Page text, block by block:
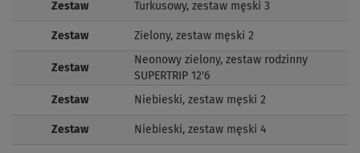
Zestaw Turkusowy, zestaw męski 3
Zestaw Zielony, zestaw męski 2
Zestaw
Neonowy zielony, zestaw rodzinny
SUPERTRIP 12'6
Zestaw Niebieski, zestaw męski 2
Zestaw Niebieski, zestaw męski 4